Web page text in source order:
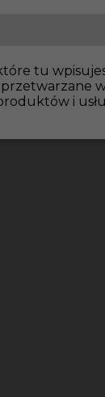
tu
przetwarzane
i